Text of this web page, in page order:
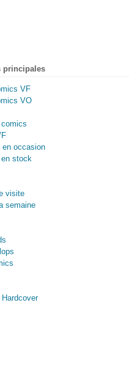
principales
VF
VO
occasion
stock
visite
semaine